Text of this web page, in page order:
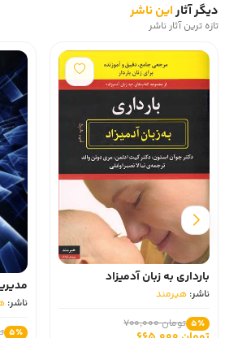
دیگر آثاراین ناشر
تازه ترین آثار ناشر
بارداری به زبان آدمیزاد
ناشر: هیرمند
5٪ تومان 700,000
ناشر:
5٪